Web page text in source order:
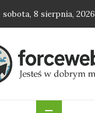
sobota, 8 sierpnia, 2026